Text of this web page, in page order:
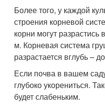
Более того, у каждой
строения корневой
корни могут
м. Корневая система
разрастается вглубь –
Если почва в вашем
глубоко укорениться.
будет слабеньким.